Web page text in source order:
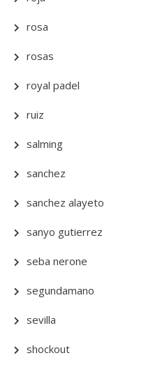
rosa
rosas
royal padel
ruiz
salming
sanchez
sanchez alayeto
sanyo gutierrez
seba nerone
segundamano
sevilla
shockout